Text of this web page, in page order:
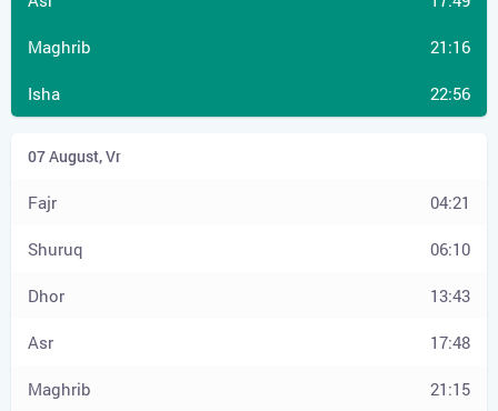
21:16
22:56
04:21
06:10
13:43
17:48
21:15